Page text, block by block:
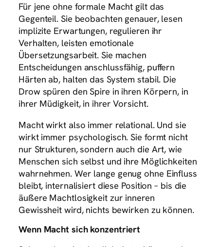
Für jene ohne formale Macht gilt das
Gegenteil. Sie beobachten genauer, lesen
implizite Erwartungen, regulieren ihr
Verhalten, leisten emotionale
Übersetzungsarbeit. Sie machen
Entscheidungen anschlussfähig, puffern
Härten ab, halten das System stabil. Die
Drow spüren den Spire in ihren Körpern, in
ihrer Müdigkeit, in ihrer Vorsicht.
Macht wirkt also immer relational. Und sie
wirkt immer psychologisch. Sie formt nicht
nur Strukturen, sondern auch die Art, wie
Menschen sich selbst und ihre Möglichkeiten
wahrnehmen. Wer lange genug ohne Einfluss
bleibt, internalisiert diese Position – bis die
äußere Machtlosigkeit zur inneren
Gewissheit wird, nichts bewirken zu können.
Wenn Macht sich konzentriert